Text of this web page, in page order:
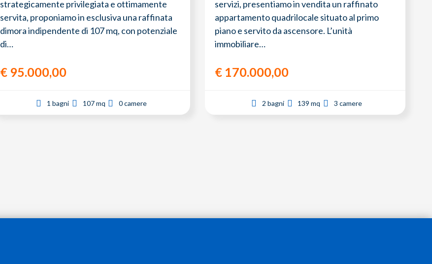
strategicamente privilegiata e ottimamente
servita, proponiamo in esclusiva una raffinata
dimora indipendente di 107 mq, con potenziale
di…
€95.000,00
1 bagni 107 mq 0 camere
servizi, presentiamo in vendita un raffinato
appartamento quadrilocale situato al primo
piano e servito da ascensore. L’unità
immobiliare…
€ 170.000,00
2 bagni 139 mq 3 camere